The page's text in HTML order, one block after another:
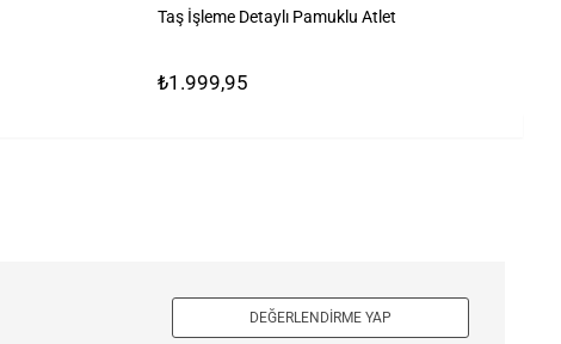
Taş İşleme Detaylı Pamuklu Atlet
₺1.999,95
DEĞERLENDIRME YAP